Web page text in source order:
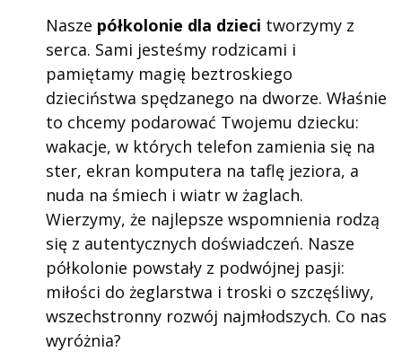
Nasze półkolonie dla dzieci tworzymy z
serca. Sami jesteśmy rodzicami i
pamiętamy magię beztroskiego
dzieciństwa spędzanego na dworze. Właśnie
to chcemy podarować Twojemu dziecku:
wakacje, w których telefon zamienia się na
ster, ekran komputera na taflę jeziora, a
nuda na śmiech i wiatr w żaglach.
Wierzymy, że najlepsze wspomnienia rodzą
się z autentycznych doświadczeń. Nasze
półkolonie powstały z podwójnej pasji:
miłości do żeglarstwa i troski o szczęśliwy,
wszechstronny rozwój najmłodszych. Co nas
wyróżnia?